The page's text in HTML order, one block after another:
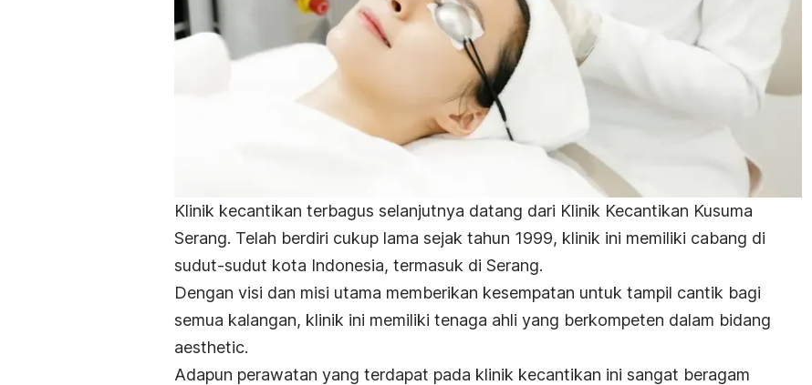
Klinik kecantikan terbagus selanjutnya datang dari Klinik Kecantikan Kusuma
Serang. Telah berdiri cukup lama sejak tahun 1999, klinik ini memiliki cabang di
sudut-sudut kota Indonesia, termasuk di Serang.
Dengan visi dan misi utama memberikan kesempatan untuk tampil cantik bagi
semua kalangan, klinik ini memiliki tenaga ahli yang berkompeten dalam bidang
aesthetic.
Adapun perawatan yang terdapat pada klinik kecantikan ini sangat beragam